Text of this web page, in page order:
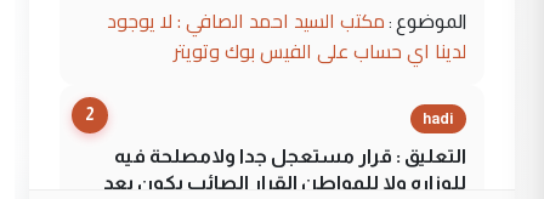
الموضوع : مكتب السيد احمد الصافي : لا يوجود
لدينا اي حساب على الفيس بوك وتويتر
2 hadi
التعليق : قرار مستعجل جدا ولامصلحة فيه
للوزاره ولا للمواطن القرار الصائب يكون بعد